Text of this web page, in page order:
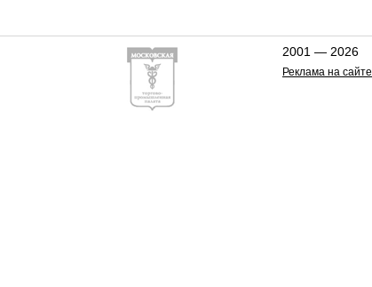
2001 — 2026
Реклама на сайте